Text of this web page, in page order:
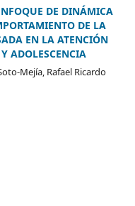
DE DINÁMICA
DE LA
EN LA ATENCIÓN
ADOLESCENCIA
Mejía, Rafael Ricardo